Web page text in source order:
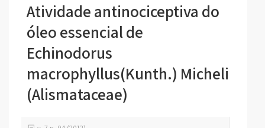
Atividade antinociceptiva do
óleo essencial de
Echinodorus
macrophyllus(Kunth.) Micheli
(Alismataceae)